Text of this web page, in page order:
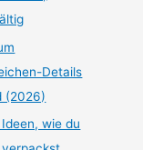
Details
(2026)
wie du